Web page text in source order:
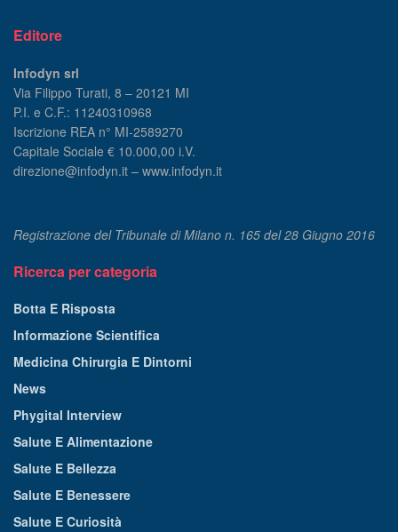
Editore
Infodyn srl
Via Filippo Turati, 8 – 20121 MI
P.I. e C.F.: 11240310968
Iscrizione REA n° MI-2589270
Capitale Sociale € 10.000,00 i.V.
direzione@infodyn.it – www.infodyn.it
Registrazione del Tribunale di Milano n. 165 del 28 Giugno 2016
Ricerca per categoria
Botta E Risposta
Informazione Scientifica
Medicina Chirurgia E Dintorni
News
Phygital Interview
Salute E Alimentazione
Salute E Bellezza
Salute E Benessere
Salute E Curiosità